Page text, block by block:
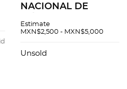
NACIONAL DE
DE LA CIUDAD DE
VIEJA Y CALLE
Estimate
MXN$2,500 - MXN$5,000
Unsold